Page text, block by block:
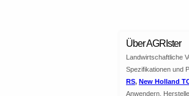
Über AGRIster
Landwirtschaftliche
Spezifikationen und
RS, New Holland
Anwendern,